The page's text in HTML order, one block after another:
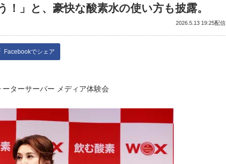
！」と、豪快な酸素水の使い方も披露。
2026.5.13 19:25配信
Facebookでシェア
ターサーバー メディア体験会